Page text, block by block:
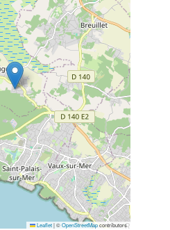
Leaflet |©OpenStreetMapcontributors